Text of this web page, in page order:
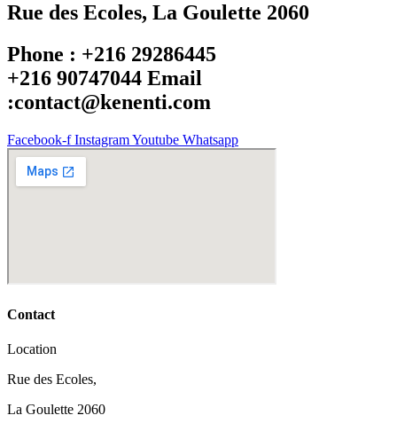
Rue des Ecoles, La Goulette 2060
Phone : +216 29286445
+216 90747044 Email
:contact@kenenti.com
Facebook-f InstagramYoutube Whatsapp
Contact
Location
Rue des Ecoles,
La Goulette 2060